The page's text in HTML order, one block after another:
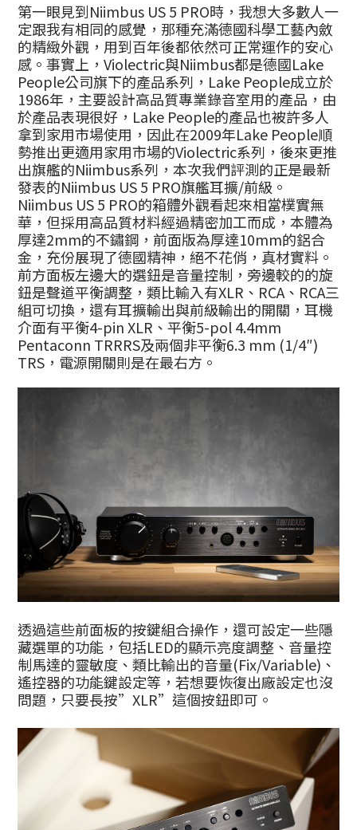
第一眼見到Niimbus US 5 PRO時，我想大多數人一
定跟我有相同的感覺，那種充滿德國科學工藝內斂
的精緻外觀，用到百年後都依然可正常運作的安心
感。事實上，Violectric與Niimbus都是德國Lake
People公司旗下的產品系列，Lake People成立於
1986年，主要設計高品質專業錄音室用的產品，由
於產品表現很好，Lake People的產品也被許多人
拿到家用市場使用，因此在2009年Lake People順
勢推出更適用家用市場的Violectric系列，後來更推
出旗艦的Niimbus系列，本次我們評測的正是最新
發表的Niimbus US 5 PRO旗艦耳擴/前級。
Niimbus US 5 PRO的箱體外觀看起來相當樸實無
華，但採用高品質材料經過精密加工而成，本體為
厚達2mm的不鏽鋼，前面版為厚達10mm的鋁合
金，充份展現了德國精神，絕不花俏，真材實料。
前方面板左邊大的選鈕是音量控制，旁邊較的的旋
鈕是聲道平衡調整，類比輸入有XLR、RCA、RCA三
組可切換，還有耳擴輸出與前級輸出的開關，耳機
介面有平衡4-pin XLR、平衡5-pol 4.4mm
Pentaconn TRRRS及兩個非平衡6.3 mm (1/4″)
TRS，電源開關則是在最右方。
透過這些前面板的按鍵組合操作，還可設定一些隱
藏選單的功能，包括LED的顯示亮度調整、音量控
制馬達的靈敏度、 類比輸出的音量(Fix/Variable)、
遙控器的功能鍵設定等，若想要恢復出廠設定也沒
問題，只要長按”XLR”這個按鈕即可。